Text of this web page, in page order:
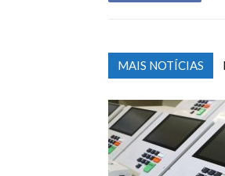
MAIS NOTÍCIAS